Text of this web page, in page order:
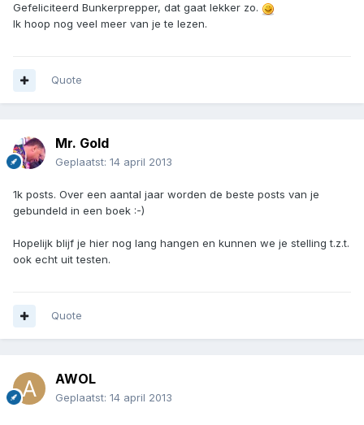
Gefeliciteerd Bunkerprepper, dat gaat lekker zo.
Ik hoop nog veel meer van je te lezen.
Quote
Mr. Gold
Geplaatst: 14 april 2013
1k posts. Over een aantal jaar worden de beste posts van je
gebundeld in een boek :-)
Hopelijk blijf je hier nog lang hangen en kunnen we je stelling t.z.t.
ook echt uit testen.
Quote
AWOL
Geplaatst: 14 april 2013